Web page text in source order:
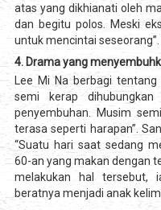
atas yang dikhianati oleh
dan begitu polos. Meski
untuk mencintai seseorang”.
4. Drama yang
Lee Mi Na berbagi
semi kerap
penyembuhan. Musim
terasa seperti harapan”.
“Suatu hari saat sedang
60-an yang makan dengan
melakukan hal tersebut,
beratnya menjadi anak